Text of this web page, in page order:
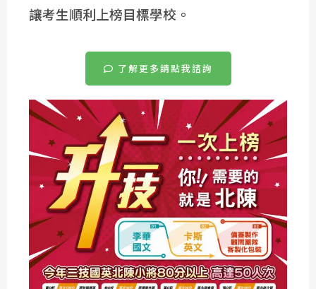
讓考生順利上榜目標學校。
了解更多請點我諮詢